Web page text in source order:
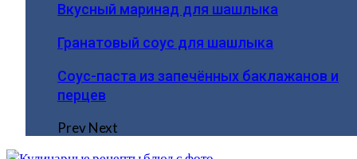
Вкусный маринад для шашлыка
Гранатовый соус для шашлыка
Соус-паста из запечённых баклажанов и
перцев
PrevNext